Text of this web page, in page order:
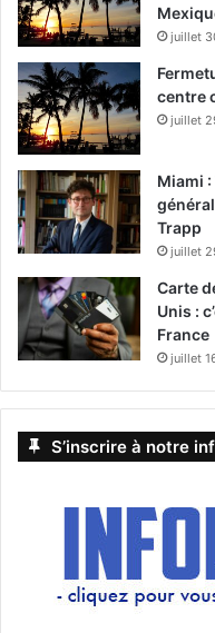
juillet
centre
juillet
Miami
Trapp
juillet
Carte
Unis :
France
juillet
S’inscrire à notre